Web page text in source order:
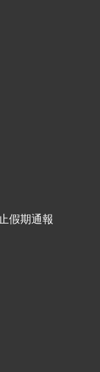
假期通報